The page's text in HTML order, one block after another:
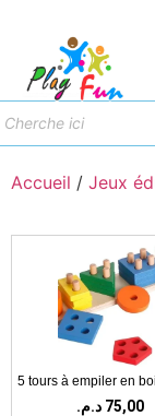
Accueil / Jeux
5 tours à empiler en
75,00 د.م.